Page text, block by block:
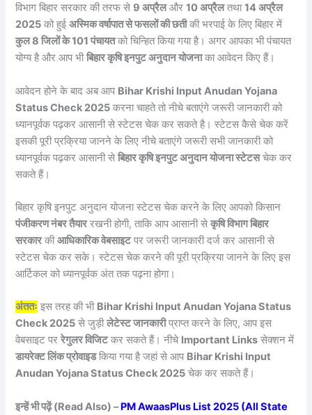
विभाग बिहार सरकार की तरफ से 9 अप्रैलऔर10 अप्रैलतथा14 अप्रैल
2025 को हुईअस्मिक वर्षापात से फसलों की छतीकी भरपाई के लिए बिहार में
कुल 8 जिलों के 101 पंचायतको चिन्हित किया गया है। अगर आपका भी पंचायत
योग्य है और आप भीबिहार कृषि इनपुट अनुदान योजनाका आवेदन किए हैं।
आवेदन होने के बाद अब आप Bihar Krishi Input Anudan Yojana
Status Check 2025 करना चाहते तो नीचे बताएंगे जरूरी जानकारी को
ध्यानपूर्वक पढ़कर आसानी से स्टेटस चेक कर सकते है। स्टेटस कैसे चेक करें
इसकी पूरी प्रक्रिया जानने के लिए नीचे बताएंगे जरूरी सभी जानकारी को
ध्यानपूर्वक पढ़कर आसानी सेबिहार कृषि इनपुट अनुदान योजना स्टेटसचेक कर
सकते हैं।
बिहार कृषि इनपुट अनुदान योजना स्टेटस चेक करने के लिए आपको किसान
पंजीकरण नंबर तैयाररखनी होगी, ताकि आप आसानी सेकृषि विभाग बिहार
सरकारकीआधिकारिक वेबसाइटपर जरूरी जानकारी दर्ज कर आसानी से
स्टेटस चेक कर सके। स्टेटस चेक करने की पूरी प्रक्रिया जानने के लिए इस
आर्टिकल को ध्यानपूर्वक अंत तक पढ़ना होगा।
अंततः इस तरह की भी Bihar Krishi Input Anudan Yojana Status
Check 2025 से जुड़ीलेटेस्ट जानकारीप्राप्त करने के लिए, आप इस
वेबसाइट पररेगुलर विजिटकर सकते हैं। नीचे Important Links सेक्शन में
डायरेक्ट लिंक प्रोवाइडकिया गया है जहां से आप Bihar Krishi Input
Anudan Yojana Status Check 2025 चेक कर सकते हैं।
इन्हें भी पढ़ें (Read Also) –PM AwaasPlus List 2025 (All State